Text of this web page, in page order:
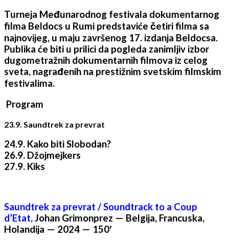
Turneja Međunarodnog festivala dokumentarnog
filma Beldocs u Rumi predstaviće četiri filma sa
najnovijeg, u maju završenog 17. izdanja Beldocsa.
Publika će biti u prilici da pogleda zanimljiv izbor
dugometražnih dokumentarnih filmova iz celog
sveta, nagrađenih na prestižnim svetskim filmskim
festivalima.
Program
23.9. Saundtrek za prevrat
24.9. Kako biti Slobodan?
26.9. Džojmejkers
27.9. Kiks
Saundtrek za prevrat / Soundtrack to a Coup
d’Etat,Johan Grimonprez — Belgija, Francuska,
Holandija — 2024 — 150′